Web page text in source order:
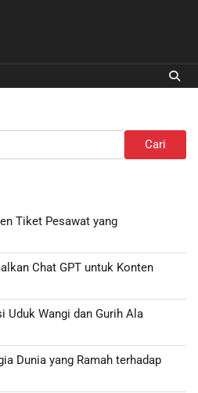
Cari
Tiket Pesawat yang
Chat GPT untuk Konten
Uduk Wangi dan Gurih Ala
Dunia yang Ramah terhadap